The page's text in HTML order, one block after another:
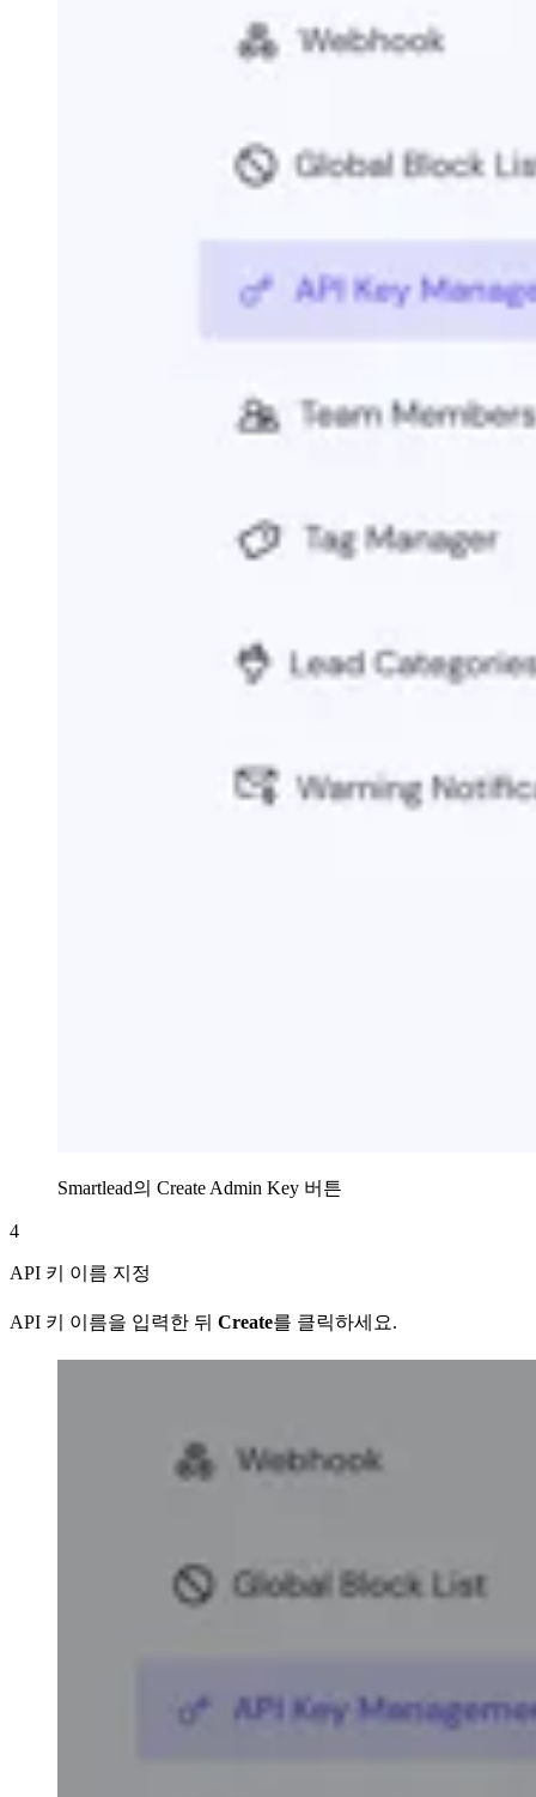
Smartlead의 Create Admin Key 버튼
4
API 키 이름 지정
API 키 이름을 입력한 뒤 Create를 클릭하세요.